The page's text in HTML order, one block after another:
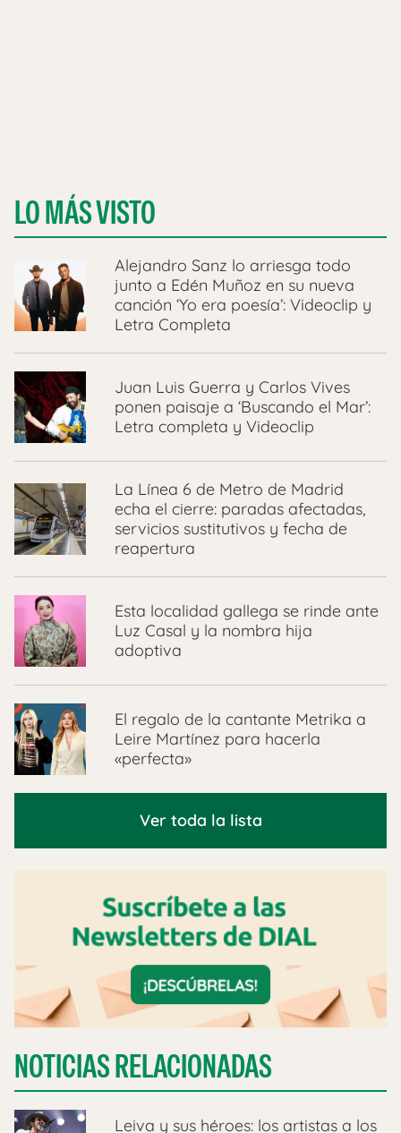
LO MÁS VISTO
Alejandro Sanz lo arriesga todo
junto a Edén Muñoz en su nueva
canción ‘Yo era poesía’: Videoclip y
Letra Completa
Juan Luis Guerra y Carlos Vives
ponen paisaje a ‘Buscando el Mar’:
Letra completa y Videoclip
La Línea 6 de Metro de Madrid
echa el cierre: paradas afectadas,
servicios sustitutivos y fecha de
reapertura
Esta localidad gallega se rinde ante
Luz Casal y la nombra hija
adoptiva
El regalo de la cantante Metrika a
Leire Martínez para hacerla
«perfecta»
Ver toda la lista
NOTICIAS RELACIONADAS
Leiva y sus héroes: los artistas a los